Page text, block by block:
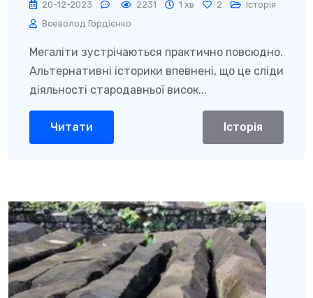
20-12-2023 2231 1 хв 2
Історія
Всеволод Гордієнко
Мегаліти зустрічаються практично повсюдно.
Альтернативні історики впевнені, що це сліди
діяльності стародавньої висок...
Читати Історія